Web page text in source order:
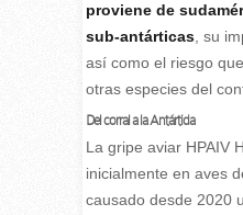
proviene de
sub-antárticas, su
así como el riesgo
otras especies del
Del corral a la Antártida
La gripe aviar HPAIV
inicialmente en aves
causado desde 2020